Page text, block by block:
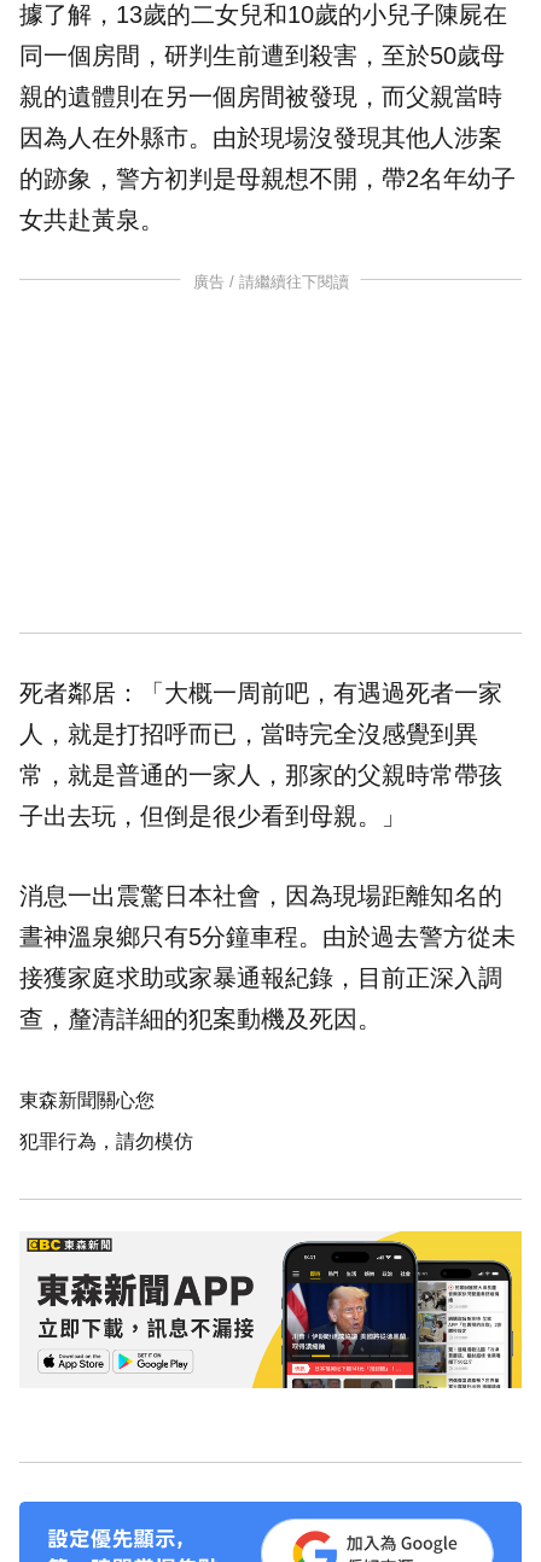
據了解，13歲的二女兒和10歲的小兒子陳屍在
同一個房間，研判生前遭到殺害，至於50歲母
親的遺體則在另一個房間被發現，而父親當時
因為人在外縣市。由於現場沒發現其他人涉案
的跡象，警方初判是母親想不開，帶2名年幼子
女共赴黃泉。
廣告 / 請繼續往下閱讀
死者鄰居：「大概一周前吧，有遇過死者一家
人，就是打招呼而已，當時完全沒感覺到異
常，就是普通的一家人，那家的父親時常帶孩
子出去玩，但倒是很少看到母親。」
消息一出震驚日本社會，因為現場距離知名的
晝神溫泉鄉只有5分鐘車程。由於過去警方從未
接獲家庭求助或家暴通報紀錄，目前正深入調
查，釐清詳細的犯案動機及死因。
東森新聞關心您
犯罪行為，請勿模仿